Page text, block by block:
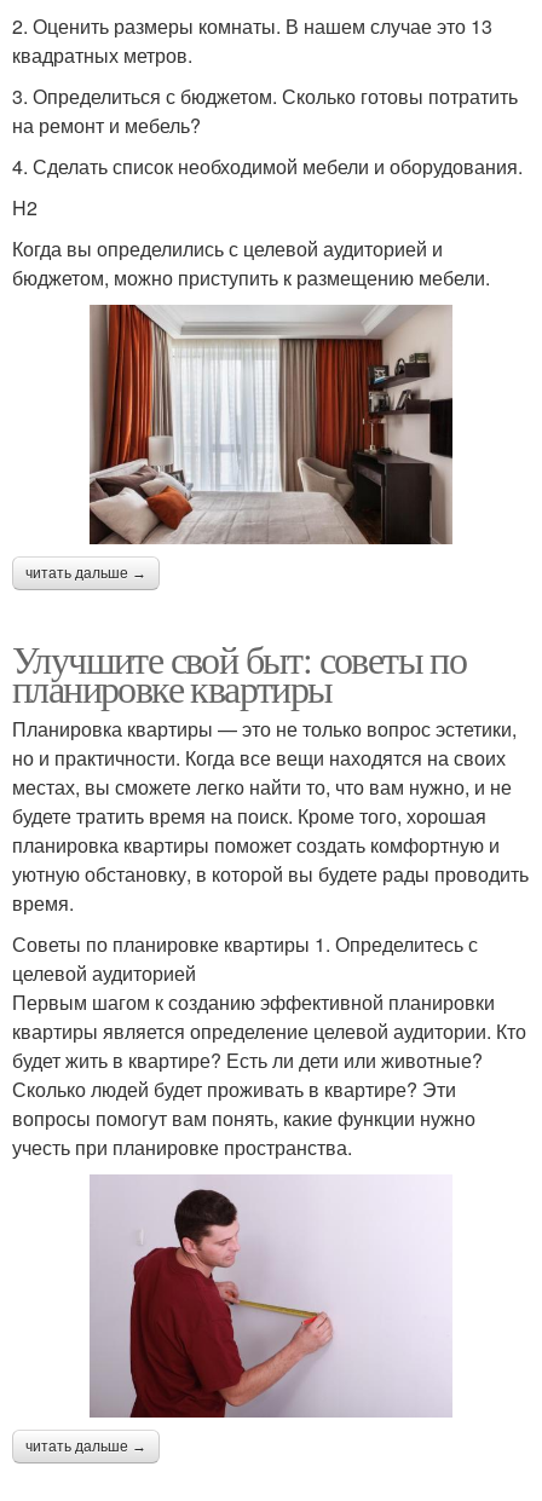
2. Оценить размеры комнаты. В нашем случае это 13
квадратных метров.
3. Определиться с бюджетом. Сколько готовы потратить
на ремонт и мебель?
4. Сделать список необходимой мебели и оборудования.
H2
Когда вы определились с целевой аудиторией и
бюджетом, можно приступить к размещению мебели.
читать дальше →
Улучшите свой быт: советы по
планировке квартиры
Планировка квартиры — это не только вопрос эстетики,
но и практичности. Когда все вещи находятся на своих
местах, вы сможете легко найти то, что вам нужно, и не
будете тратить время на поиск. Кроме того, хорошая
планировка квартиры поможет создать комфортную и
уютную обстановку, в которой вы будете рады проводить
время.
Советы по планировке квартиры 1. Определитесь с
целевой аудиторией
Первым шагом к созданию эффективной планировки
квартиры является определение целевой аудитории. Кто
будет жить в квартире? Есть ли дети или животные?
Сколько людей будет проживать в квартире? Эти
вопросы помогут вам понять, какие функции нужно
учесть при планировке пространства.
читать дальше →